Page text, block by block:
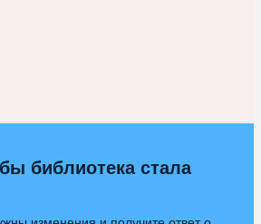
библиотека стала